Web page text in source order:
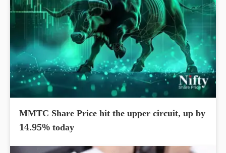
MMTC Share Price hit the upper circuit, up by
14.95% today